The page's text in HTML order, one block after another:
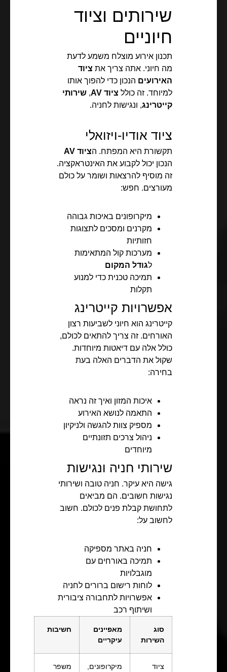
שירותים וציוד
חיוניים
תכנון אירוע מוצלח משמע לדעת
מה חיוני. אתה צריך את ציוד
האירועים הנכון כדי להפוך אותו
למיוחד. זה כולל ציוד AV , שירותי
קייטרינג, ונגישות לחניה.
ציוד אודיו-ויזואלי
תקשורת היא המפתח. הציוד AV
הנכון יכול לקבוע את האינטראקציה.
זה מוסיף להרצאות ושומר על כולם
מעורצים. חפש:
מיקרופונים באיכות גבוהה
מקרנים ומסכים לתצוגות
חזותיות
מערכות קול המתאימות
לגודל המקום
תמיכה טכנית כדי למנוע
תקלות
אפשרויות קייטרינג
קייטרינג הוא חיוני לשביעות רצון
האורחים. זה צריך להתאים לכולם,
כולל אלה עם דיאטות מיוחדות.
שקול את הדברים האלה בעת
בחירה:
איכות המזון ואיך זה נראה
התאמה לנושא האירוע
מספיק צוות להגשה ולניקיון
ניהול צרכים תזונתיים
מיוחדים
שירותי חניה ונגישות
גישה היא עיקר. חניה טובה ושירותי
נגישות חשובים. הם מביאים
לתחושת קבלת פנים לכולם. חשוב
לחשוב על:
חניה באתר מספיקה
תמיכה באורחים עם
מוגבלויות
לוחות רישום ברורים לחניה
אפשרויות לתחבורה ציבורית
ושיתוף רכב
סוג
השירות
מאפיינים
עיקריים
חשיבות
ציוד
מיקרופונים,
משפר